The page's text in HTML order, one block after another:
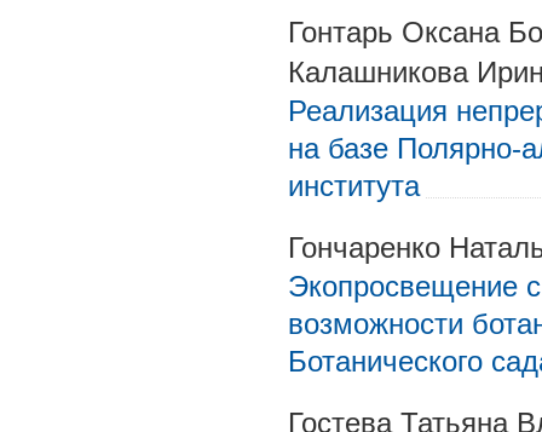
Гонтарь Оксана
Калашникова
Реализация
на базе Полярно-
института
Гончаренко
Экопросвещение
возможности
Ботанического
Гостева Татьяна